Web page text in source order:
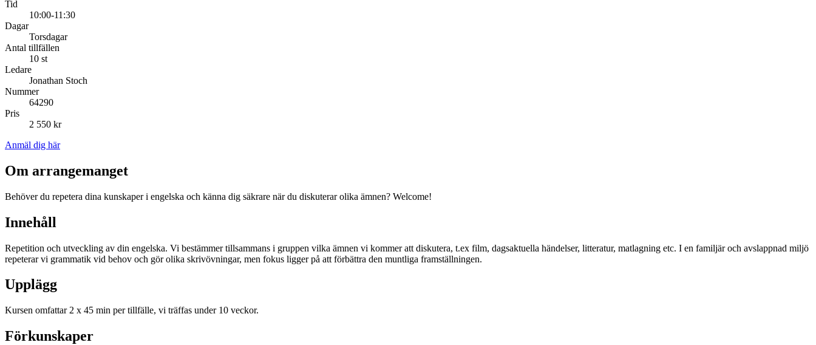
Tid
10:00-11:30
Dagar
Torsdagar
Antal tillfällen
10 st
Ledare
Jonathan Stoch
Nummer
64290
Pris
2 550 kr
Anmäl dig här
Om arrangemanget
Behöver du repetera dina kunskaper i engelska och känna dig säkrare när du diskuterar olika ämnen? Welcome!
Innehåll
Repetition och utveckling av din engelska. Vi bestämmer tillsammans i gruppen vilka ämnen vi kommer att diskutera, t.ex film, dagsaktuella händelser, litteratur, matlagning etc. I en familjär och avslappnad miljö
repeterar vi grammatik vid behov och gör olika skrivövningar, men fokus ligger på att förbättra den muntliga framställningen.
Upplägg
Kursen omfattar 2 x 45 min per tillfälle, vi träffas under 10 veckor.
Förkunskaper